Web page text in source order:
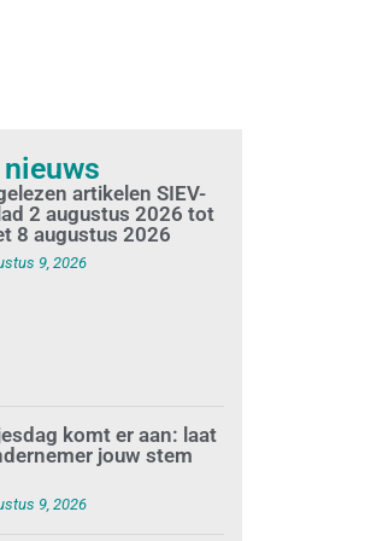
artikelen SIEV-
2 augustus 2026 tot
8 augustus 2026
9, 2026
komt er aan: laat
jouw stem
9, 2026